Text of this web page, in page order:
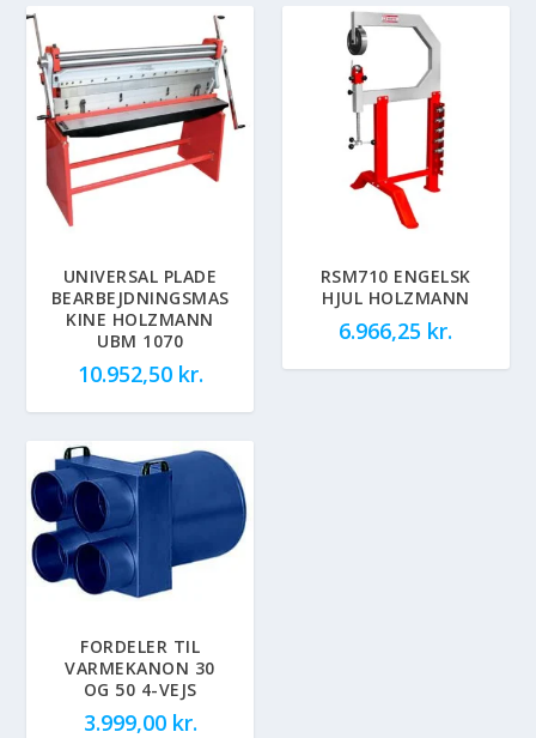
UNIVERSAL PLADE
BEARBEJDNINGSMAS
KINE HOLZMANN
UBM 1070
10.952,50 kr.
RSM710 ENGELSK
HJUL HOLZMANN
6.966,25 kr.
FORDELER TIL
VARMEKANON 30
OG 50 4-VEJS
3.999,00 kr.